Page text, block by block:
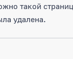
такой
удалена.